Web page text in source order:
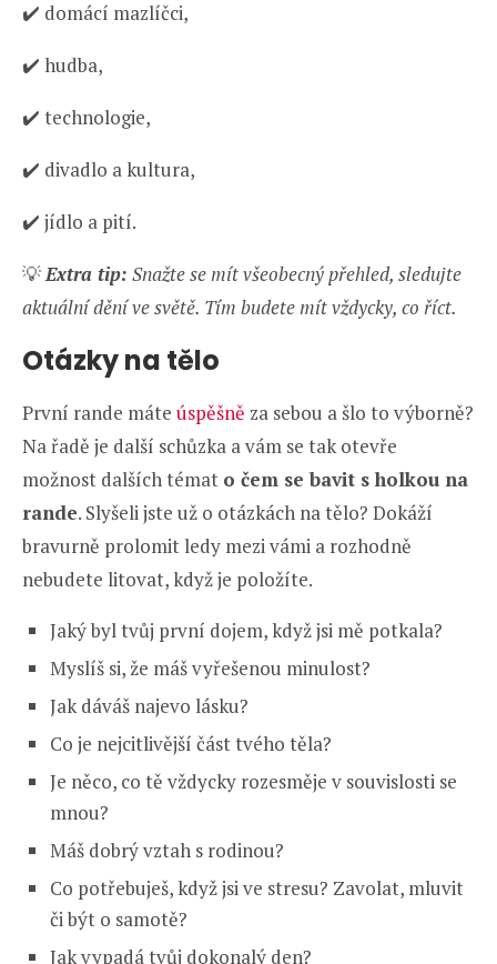
✔️ domácí mazlíčci,
✔️ hudba,
✔️ technologie,
✔️ divadlo a kultura,
✔️ jídlo a pití.
💡Extra tip: Snažte se mít všeobecný přehled, sledujte
aktuální dění ve světě. Tím budete mít vždycky, co říct.
Otázky na tělo
První rande máte úspěšně za sebou a šlo to výborně?
Na řadě je další schůzka a vám se tak otevře
možnost dalších témat o čem se bavit s holkou na
rande. Slyšeli jste už o otázkách na tělo? Dokáží
bravurně prolomit ledy mezi vámi a rozhodně
nebudete litovat, když je položíte.
Jaký byl tvůj první dojem, když jsi mě potkala?
Myslíš si, že máš vyřešenou minulost?
Jak dáváš najevo lásku?
Co je nejcitlivější část tvého těla?
Je něco, co tě vždycky rozesměje v souvislosti se
mnou?
Máš dobrý vztah s rodinou?
Co potřebuješ, když jsi ve stresu? Zavolat, mluvit
či být o samotě?
Jak vypadá tvůj dokonalý den?